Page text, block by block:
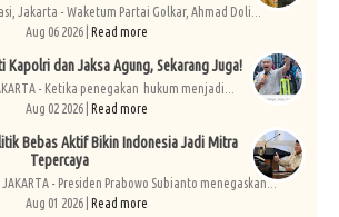
Jakarta - Waketum Partai Golkar, Ahmad Doli...
Aug 06 2026 | Read more
Kapolri dan Jaksa Agung, Sekarang Juga!
- Ketika penegakan hukum menjadi...
Aug 02 2026 | Read more
Bebas Aktif Bikin Indonesia Jadi Mitra
Tepercaya
- Presiden Prabowo Subianto menegaskan...
Aug 01 2026 | Read more